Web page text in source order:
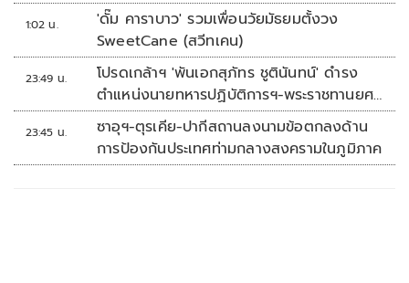
1:02 น.
'ดั๊ม คาราบาว' รวมเพื่อนวัยมัธยมตั้งวง
SweetCane (สวีทเคน)
23:49 น.
โปรดเกล้าฯ 'พันเอกสุภัทร ชูตินันทน์' ดำรง
ตำแหน่งนายทหารปฏิบัติการฯ-พระราชทานยศ
'พลตรี'
23:45 น.
ซาอุฯ-ตุรเคีย-ปากีสถานลงนามข้อตกลงด้าน
การป้องกันประเทศท่ามกลางสงครามในภูมิภาค